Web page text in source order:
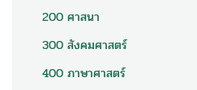
200 ศาสนา
300 สังคมศาสตร์
400 ภาษาศาสตร์